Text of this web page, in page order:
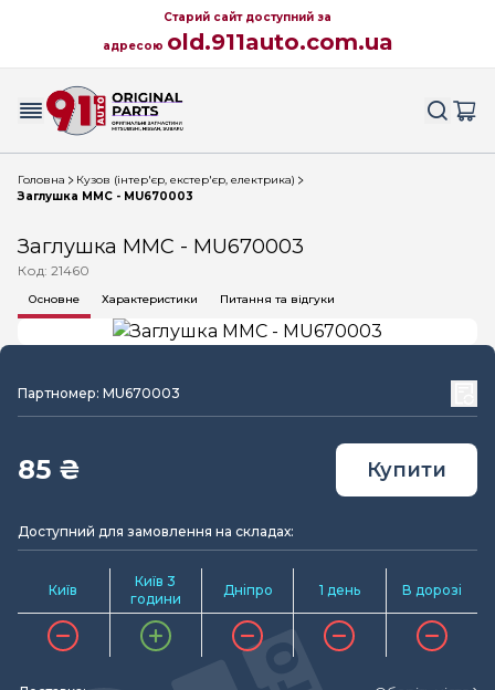
Старий сайт доступний за
адресою old.911auto.com.ua
Головна
Кузов (інтер'єр, екстер'єр, електрика)
Заглушка MMC - MU670003
Заглушка MMC - MU670003
Код: 21460
Основне Характеристики Питання та відгуки
Партномер: MU670003
85 ₴ Купити
Доступний для замовлення на складах:
Київ
Київ 3
години
Дніпро 1 день В дорозі